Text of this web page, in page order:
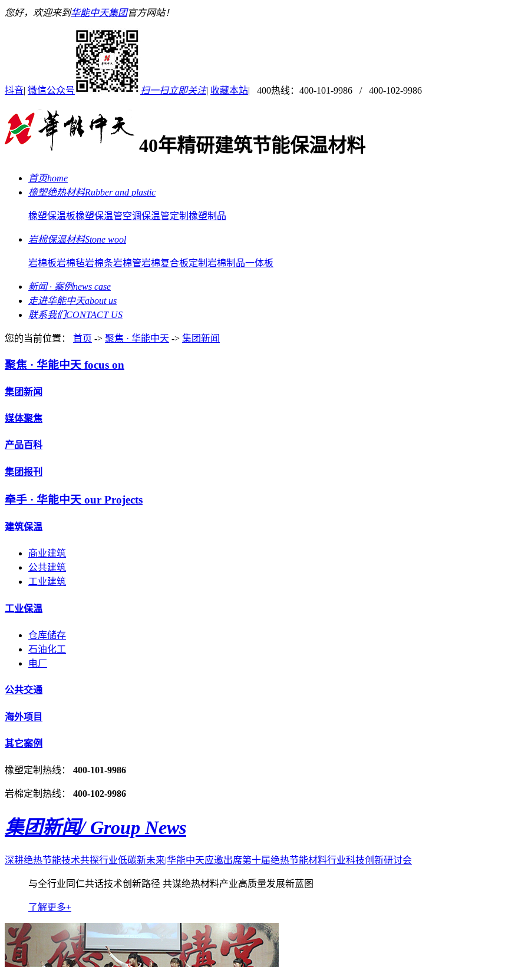
您好，欢迎来到华能中天集团官方网站！
抖音| 微信公众号 扫一扫立即关注| 收藏本站| 400热线：400-101-9986 / 400-102-9986
40年精研建筑节能保温材料
首页home
橡塑绝热材料Rubber and plastic
橡塑保温板橡塑保温管空调保温管定制橡塑制品
岩棉保温材料Stone wool
岩棉板岩棉毡岩棉条岩棉管岩棉复合板定制岩棉制品一体板
新闻 · 案例news case
走进华能中天about us
联系我们CONTACT US
您的当前位置： 首页 -> 聚焦 · 华能中天 -> 集团新闻
聚焦 · 华能中天 focus on
集团新闻
媒体聚焦
产品百科
集团报刊
牵手 · 华能中天 our Projects
建筑保温
商业建筑
公共建筑
工业建筑
工业保温
仓库储存
石油化工
电厂
公共交通
海外项目
其它案例
橡塑定制热线： 400-101-9986
岩棉定制热线： 400-102-9986
集团新闻/ Group News
深耕绝热节能技术共探行业低碳新未来|华能中天应邀出席第十届绝热节能材料行业科技创新研讨会
与全行业同仁共话技术创新路径 共谋绝热材料产业高质量发展新蓝图
了解更多+